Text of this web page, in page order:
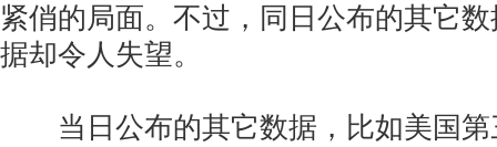
紧俏的局面。不过，同日公布的其它
据却令人失望。
当日公布的其它数据，比如美国第